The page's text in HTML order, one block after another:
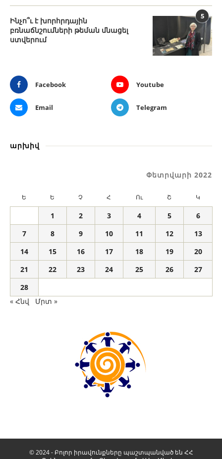
5
Ինչո՞ւ է խորհրդային
բռնաճնշումների թեման մնացել
ստվերում
Facebook Youtube
Email Telegram
արխիվ
Փետրվարի 2022
Ե Ե Չ Հ Ու Շ Կ
1 2 3 4 5
6
7
8 9 10 11 12
13
14
15 16 17 18 19
20
21
22 23 24 25 26
27
28
« Հնվ
Մրտ »
© 2024 - Բոլոր իրավունքները պաշտպանված են ՀՀ